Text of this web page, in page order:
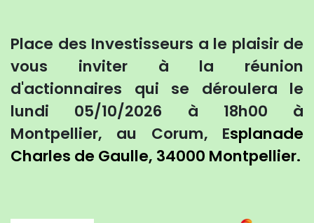
Place des Investisseurs a le plaisir de
vous inviter à la réunion
d'actionnaires qui se déroulera le
lundi 05/10/2026 à 18h00 à
Montpellier, au Corum, Esplanade
Charles de Gaulle, 34000 Montpellier.